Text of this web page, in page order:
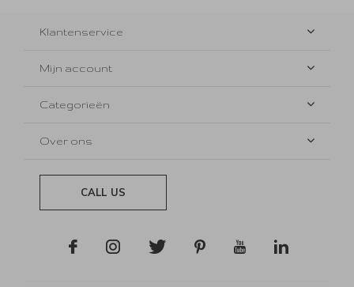
Klantenservice
Mijn account
Categorieën
Over ons
CALL US